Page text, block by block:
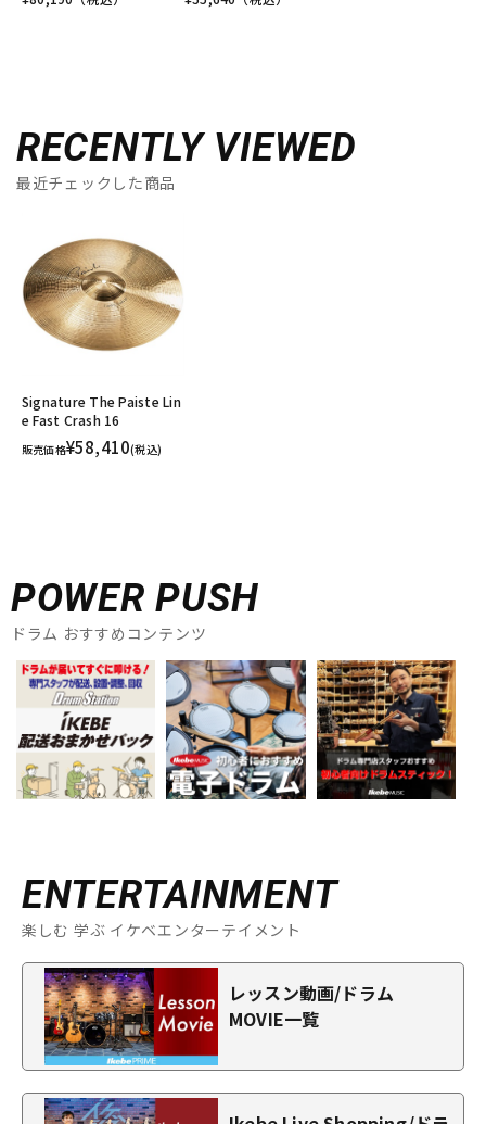
RECENTLY VIEWED
最近チェックした商品
Signature The Paiste Lin
e Fast Crash 16
販売価格¥58,410(税込)
POWER PUSH
ドラム おすすめコンテンツ
ENTERTAINMENT
楽しむ 学ぶ イケベエンターテイメント
レッスン動画/ドラム
MOVIE一覧